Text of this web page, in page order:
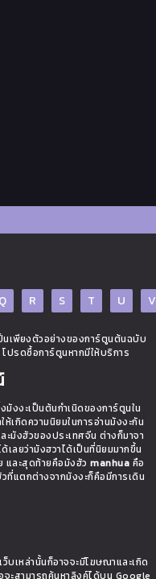
Q R S T U V
นเพียงตัวอย่างของการ์ตูนต้นฉบับ
ปรดซื้อการ์ตูนหากมีให้บริการ
งงะเป็นต้นกำเนิดของการ์ตูนใน
เกิดความนิยมในการอ่านมังงะกัน
มังฮัวของประเทศจีน ต่างก็มาจา
เลยว่ามังฮวาได้เป็นที่นิยมมากขึ้น
และสุดท้ายคือมังฮัว manhua คือ
ที่แตกต่างจากมังงะก็คือมีการเดิน
บเหล่านั้นก็อาจจะมีโฆษณาและเกิด
ะสามารถค้นหาลิงค์ได้บน Google